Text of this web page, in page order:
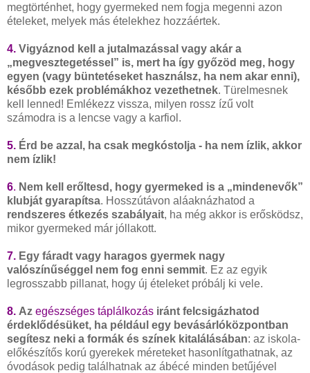
megtörténhet, hogy gyermeked nem fogja megenni azon
ételeket, melyek más ételekhez hozzáértek.
4. Vigyáznod kell a jutalmazással vagy akár a
„megvesztegetéssel” is, mert ha így győzöd meg, hogy
egyen (vagy büntetéseket használsz, ha nem akar enni),
később ezek problémákhoz vezethetnek. Türelmesnek
kell lenned! Emlékezz vissza, milyen rossz ízű volt
számodra is a lencse vagy a karfiol.
5. Érd be azzal, ha csak megkóstolja - ha nem ízlik, akkor
nem ízlik!
6. Nem kell erőltesd, hogy gyermeked is a „mindenevők”
klubját gyarapítsa. Hosszútávon aláaknázhatod a
rendszeres étkezés szabályait, ha még akkor is erősködsz,
mikor gyermeked már jóllakott.
7. Egy fáradt vagy haragos gyermek nagy
valószínűséggel nem fog enni semmit. Ez az egyik
legrosszabb pillanat, hogy új ételeket próbálj ki vele.
8. Az egészséges táplálkozás iránt felcsigázhatod
érdeklődésüket, ha például egy bevásárlóközpontban
segítesz neki a formák és színek kitalálásában: az iskola-
előkészítős korú gyerekek méreteket hasonlítgathatnak, az
óvodások pedig találhatnak az ábécé minden betűjével